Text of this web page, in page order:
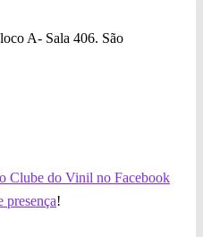
A- Sala 406. São
Clube do Vinil no Facebook
presença!